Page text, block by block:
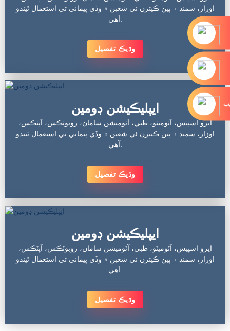
اوزار، سمنڊ ۽ ٻين ڪيترن ئي شعبن ۾ وڏي پيماني تي استعمال ٿيندو
آهي.
وڌيڪ تفصيل
ايپليڪيشن ڊومين
ايرو اسپيس، آٽوميٽو، طبي، آٽوميشن سامان، روبوٽڪس، آپٽڪس،
اوزار، سمنڊ ۽ ٻين ڪيترن ئي شعبن ۾ وڏي پيماني تي استعمال ٿيندو
وڌيڪ تفصيل
ايپليڪيشن ڊومين
ايرو اسپيس، آٽوميٽو، طبي، آٽوميشن سامان، روبوٽڪس، آپٽڪس،
اوزار، سمنڊ ۽ ٻين ڪيترن ئي شعبن ۾ وڏي پيماني تي استعمال ٿيندو
وڌيڪ تفصيل